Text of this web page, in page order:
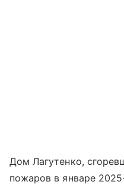
Дом Лагутенко,
пожаров в январе